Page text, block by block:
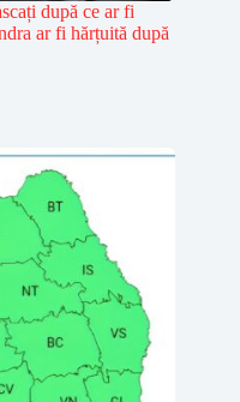
după ce ar fi
ar fi hărțuită după